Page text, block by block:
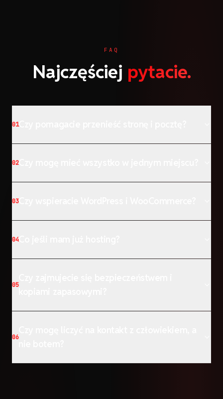
FAQ
Najczęściej pytacie.
01Czy pomagacie przenieść stronę i pocztę?
02Czy mogę mieć wszystko w jednym miejscu?
03Czy wspieracie WordPress i WooCommerce?
04Co jeśli mam już hosting?
05
06